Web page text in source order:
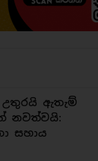
ඇතැම්
නවත්වයි:
සහාය